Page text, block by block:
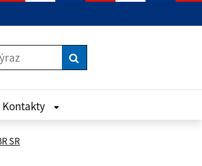
Vyhľadať
Kontakty
SR